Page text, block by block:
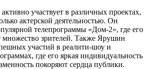
участвует в различных проектах,
актерской деятельностью. Он
телепрограммы «Дом-2», где его
множество зрителей. Также Ярушин
участий в реалити-шоу и
где его яркая индивидуальность
покоряют сердца публики.